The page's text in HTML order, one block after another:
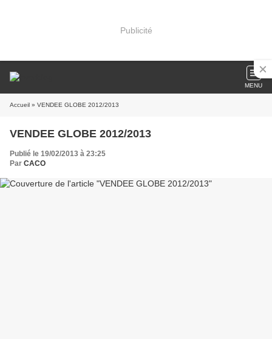
Publicité
MENU
Accueil » VENDEE GLOBE 2012/2013
VENDEE GLOBE 2012/2013
Publié le 19/02/2013 à 23:25
Par CACO